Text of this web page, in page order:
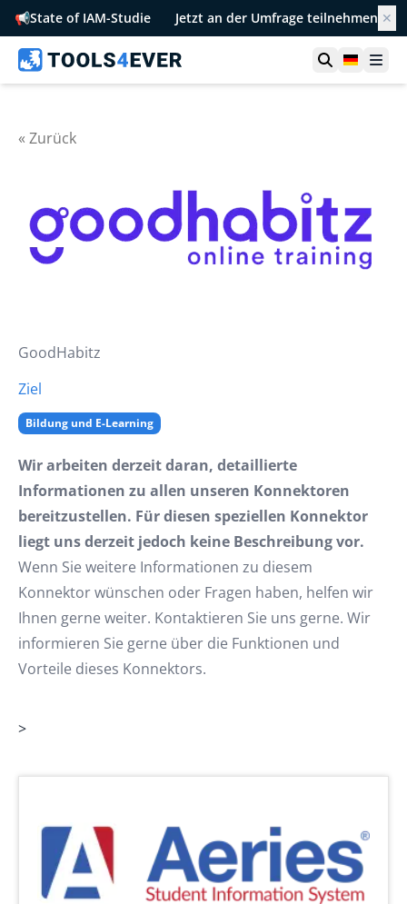
📢State of IAM-Studie Jetzt an der Umfrage teilnehmen ✕
Suche
« Zurück
GoodHabitz
Ziel
Bildung und E-Learning
Wir arbeiten derzeit daran, detaillierte
Informationen zu allen unseren Konnektoren
bereitzustellen. Für diesen speziellen Konnektor
liegt uns derzeit jedoch keine Beschreibung vor.
Wenn Sie weitere Informationen zu diesem
Konnektor wünschen oder Fragen haben, helfen wir
Ihnen gerne weiter. Kontaktieren Sie uns gerne. Wir
informieren Sie gerne über die Funktionen und
Vorteile dieses Konnektors.
>